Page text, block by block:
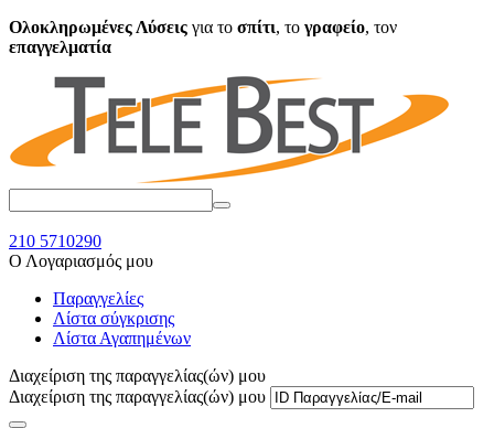
Ολοκληρωμένες Λύσεις για το σπίτι, το γραφείο, τον
επαγγελματία
210 5710290
Ο Λογαριασμός μου
Παραγγελίες
Λίστα σύγκρισης
Λίστα Αγαπημένων
Διαχείριση της παραγγελίας(ών) μου
Διαχείριση της παραγγελίας(ών) μου